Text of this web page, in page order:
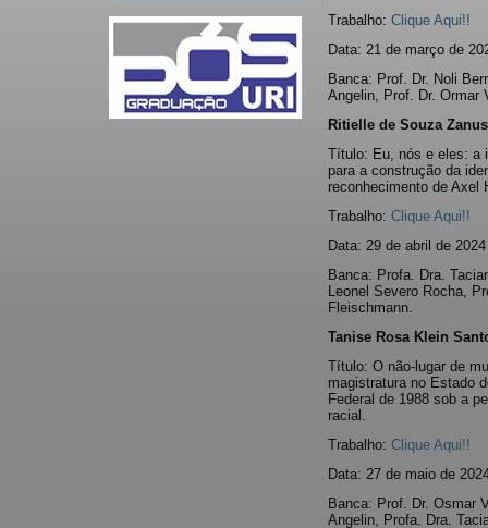
Trabalho: Clique Aqui!!
Data: 21 de março de
Banca: Prof. Dr. Noli
Angelin, Prof. Dr. Ormar
Ritielle de Souza
Título: Eu, nós e eles: a
para a construção da
reconhecimento de Axel
Trabalho: Clique Aqui!!
Data: 29 de abril de 2024
Banca: Profa. Dra.
Leonel Severo Rocha,
Fleischmann.
Tanise Rosa Klein
Título: O não-lugar de
magistratura no Estado
Federal de 1988 sob a
racial.
Trabalho: Clique Aqui!!
Data: 27 de maio de
Banca: Prof. Dr. Osmar
Angelin, Profa. Dra.